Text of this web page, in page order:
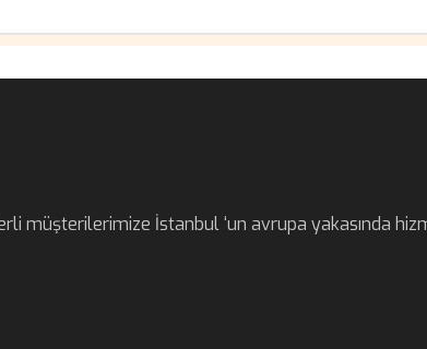
müşterilerimize İstanbul ‘un avrupa yakasında